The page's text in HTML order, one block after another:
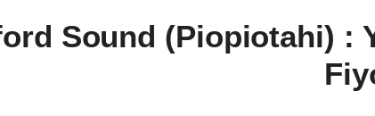
Sound (Piopiotahi) :